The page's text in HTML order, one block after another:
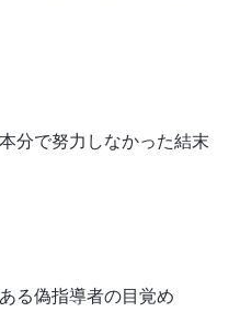
本分で努力しなかった結末
ある偽指導者の目覚め